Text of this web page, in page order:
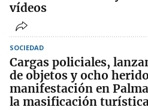
vídeos
SOCIEDAD
Cargas policiales,
de objetos y ocho
manifestación en
la masificación